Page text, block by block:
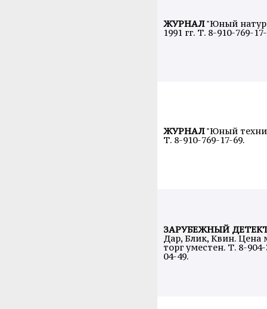
ЖУРНАЛ"Юный
1991 гг. Т. 8-910-769-
ЖУРНАЛ"Юный
Т. 8-910-769-17-69.
ЗАРУБЕЖНЫЙ
Дар, Блик, Квин. Цена
торг уместен. Т. 8-
04-49.